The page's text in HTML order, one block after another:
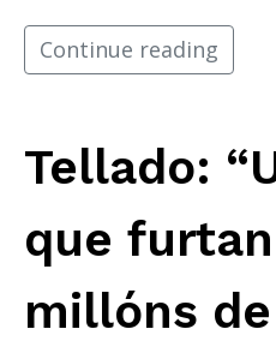
Continue reading
Tellado:
que
millóns